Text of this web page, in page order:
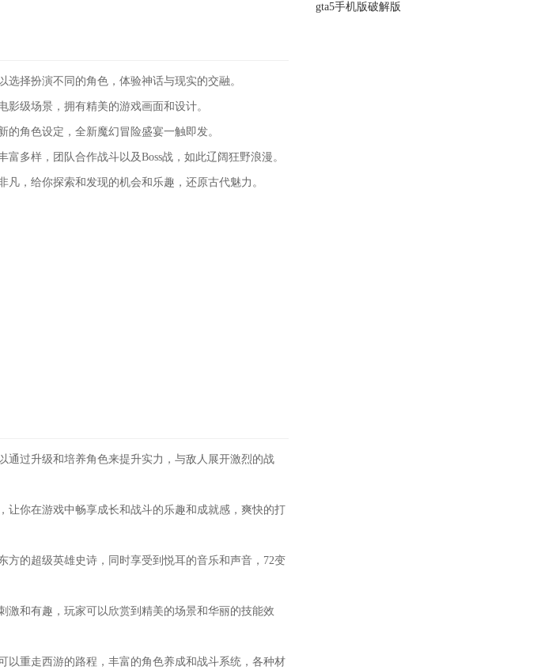
择扮演不同的角色，体验神话与现实的交融。
级场景，拥有精美的游戏画面和设计。
角色设定，全新魔幻冒险盛宴一触即发。
多样，团队合作战斗以及Boss战，如此辽阔狂野浪漫。
，给你探索和发现的机会和乐趣，还原古代魅力。
通过升级和培养角色来提升实力，与敌人展开激烈的战
让你在游戏中畅享成长和战斗的乐趣和成就感，爽快的打
的超级英雄史诗，同时享受到悦耳的音乐和声音，72变
激和有趣，玩家可以欣赏到精美的场景和华丽的技能效
以重走西游的路程，丰富的角色养成和战斗系统，各种材
gta5手机版破解版